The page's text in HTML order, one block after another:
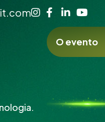
O evento